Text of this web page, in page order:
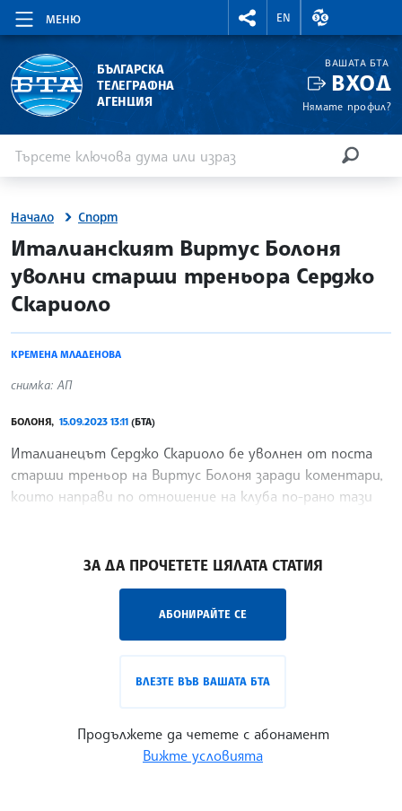
МЕНЮ
RIGHTMENU.SOCIAL
EN
ВАЛУТНИ
БЪЛГАРСКА
ТЕЛЕГРАФНА
АГЕНЦИЯ
ВАШАТА БТА
ВХОД
Нямате профил?
Начало Спорт
site.bta
Италианският Виртус Болоня
уволни старши треньора Серджо
Скариоло
КРЕМЕНА МЛАДЕНОВА
снимка: АП
БОЛОНЯ, 15.09.2023 13:11 (БТА)
Италианецът Серджо Скариоло бе уволнен от поста
старши треньор на Виртус Болоня заради коментари,
които направи по отношение на клуба по-рано тази
ЗА ДА ПРОЧЕТЕТЕ ЦЯЛАТА СТАТИЯ
АБОНИРАЙТЕ СЕ
ВЛЕЗТЕ ВЪВ ВАШАТА БТА
Продължете да четете с абонамент
Вижте условията